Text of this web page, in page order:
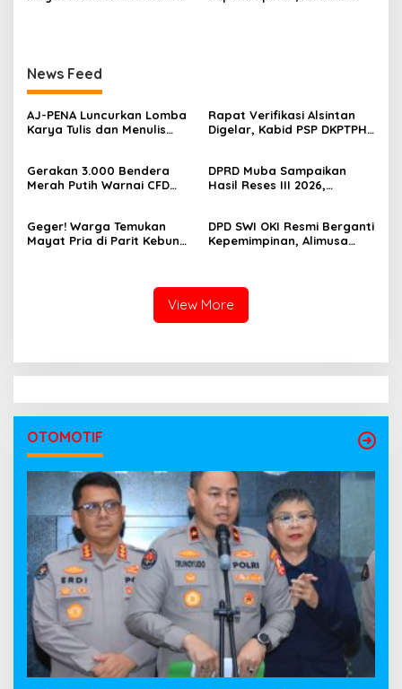
News Feed
‎AJ-PENA Luncurkan Lomba
Karya Tulis dan Menulis
Jurnalis Muda Berdaya
Saing
Rapat Verifikasi Alsintan
Digelar, Kabid PSP DKPTPH
Gerakan 3.000 Bendera
Merah Putih Warnai CFD
Semangat Persatuan
DPRD Muba Sampaikan
Hasil Reses III 2026,
Geger! Warga Temukan
Mayat Pria di Parit Kebun
DPD SWI OKI Resmi Berganti
Kepemimpinan, Alimusa
View More
OTOMOTIF